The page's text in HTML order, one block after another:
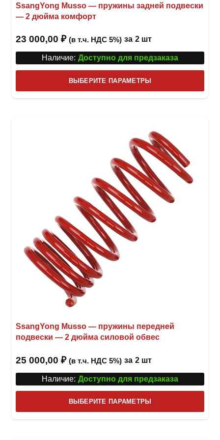
SsangYong Musso — пружины задней подвески
— 2 дюйма комфорт
23 000,00 ₽ (в т.ч. НДС 5%) за 2 шт
Наличие: Доступно для предзаказа
ВЫБЕРИТЕ ПАРАМЕТРЫ
товар
SsangYong Musso — пружины передней
подвески — 2 дюйма силовой обвес
25 000,00 ₽ (в т.ч. НДС 5%) за 2 шт
Наличие: Доступно для предзаказа
ВЫБЕРИТЕ ПАРАМЕТРЫ
товар